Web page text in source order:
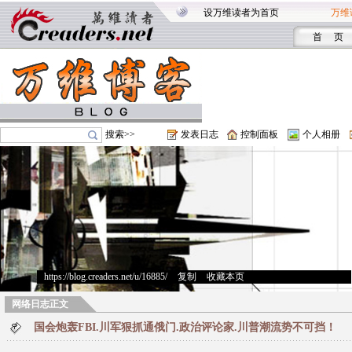
设万维读者为首页 万维
首 页
搜索>> 发表日志 控制面板 个人相册
https://blog.creaders.net/u/16885/> 复制 收藏本页
网络日志正文
国会炮轰FBI.川军狠抓通俄门.政治评论家.川普潮流势不可挡！